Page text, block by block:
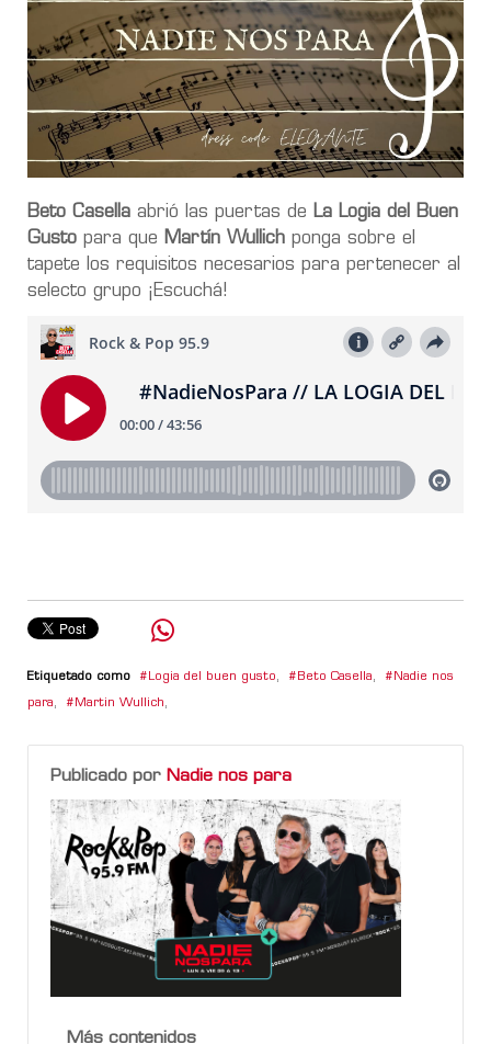
Beto Casella abrió las puertas de La Logia del Buen
Gusto para que Martín Wullich ponga sobre el
tapete los requisitos necesarios para pertenecer al
selecto grupo ¡Escuchá!
Etiquetado como Logia del buen gusto, Beto Casella, Nadie nos
para, Martin Wullich,
Publicado por Nadie nos para
Más contenidos